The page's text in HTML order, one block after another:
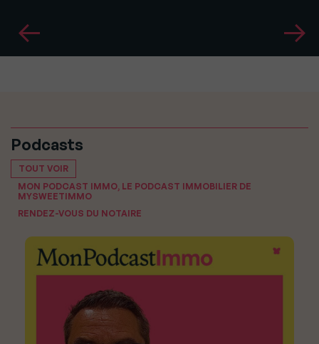
Podcasts
TOUT VOIR
MON PODCAST IMMO, LE PODCAST IMMOBILIER DE
MYSWEETIMMO
RENDEZ-VOUS DU NOTAIRE